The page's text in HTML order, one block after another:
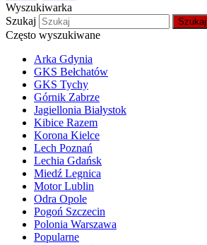
Wyszukiwarka
Szukaj
Szukaj
Często wyszukiwane
Arka Gdynia
GKS Bełchatów
GKS Tychy
Górnik Zabrze
Jagiellonia Białystok
Kibice Razem
Korona Kielce
Lech Poznań
Lechia Gdańsk
Miedź Legnica
Motor Lublin
Odra Opole
Pogoń Szczecin
Polonia Warszawa
Popularne